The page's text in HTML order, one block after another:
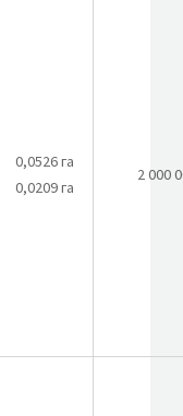
0,0526 га
0,0209 га
2 000